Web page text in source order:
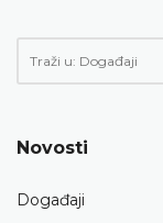
Novosti
Događaji